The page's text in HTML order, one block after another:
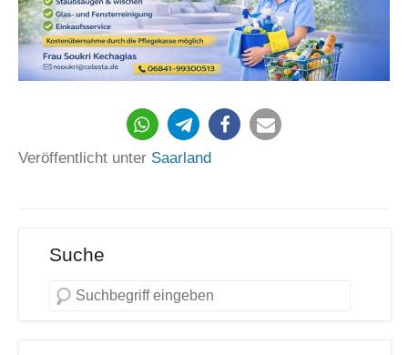
101
Veröffentlicht unter Saarland
Suche